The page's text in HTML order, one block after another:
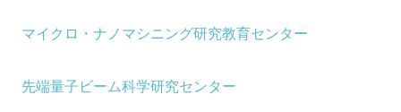
マイクロ・ナノマシニング研究教育センター
先端量子ビーム科学研究センター